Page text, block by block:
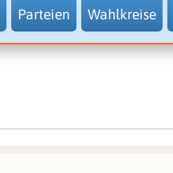
Parteien Wahlkreise